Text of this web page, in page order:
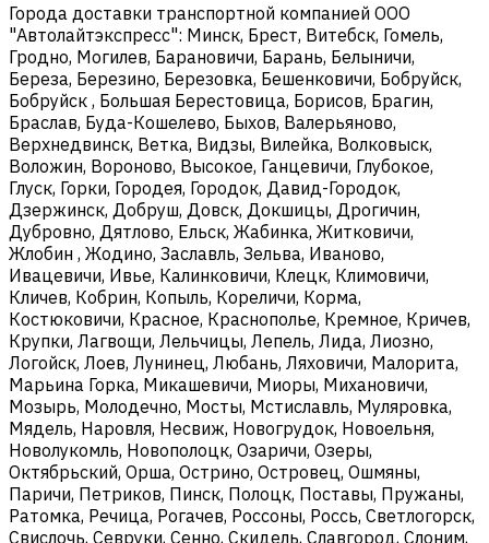
Города доставки транспортной компанией ООО
"Автолайтэкспресс": Минск, Брест, Витебск, Гомель,
Гродно, Могилев, Барановичи, Барань, Белыничи,
Береза, Березино, Березовка, Бешенковичи, Бобруйск,
Бобруйск , Большая Берестовица, Борисов, Брагин,
Браслав, Буда-Кошелево, Быхов, Валерьяново,
Верхнедвинск, Ветка, Видзы, Вилейка, Волковыск,
Воложин, Вороново, Высокое, Ганцевичи, Глубокое,
Глуск, Горки, Городея, Городок, Давид-Городок,
Дзержинск, Добруш, Довск, Докшицы, Дрогичин,
Дубровно, Дятлово, Ельск, Жабинка, Житковичи,
Жлобин , Жодино, Заславль, Зельва, Иваново,
Ивацевичи, Ивье, Калинковичи, Клецк, Климовичи,
Кличев, Кобрин, Копыль, Кореличи, Корма,
Костюковичи, Красное, Краснополье, Кремное, Кричев,
Крупки, Лагвощи, Лельчицы, Лепель, Лида, Лиозно,
Логойск, Лоев, Лунинец, Любань, Ляховичи, Малорита,
Марьина Горка, Микашевичи, Миоры, Михановичи,
Мозырь, Молодечно, Мосты, Мстиславль, Муляровка,
Мядель, Наровля, Несвиж, Новогрудок, Новоельня,
Новолукомль, Новополоцк, Озаричи, Озеры,
Октябрьский, Орша, Острино, Островец, Ошмяны,
Паричи, Петриков, Пинск, Полоцк, Поставы, Пружаны,
Ратомка, Речица, Рогачев, Россоны, Россь, Светлогорск,
Свислочь, Севруки, Сенно, Скидель, Славгород, Слоним,